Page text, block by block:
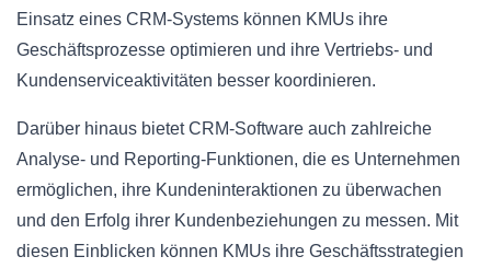
Einsatz eines CRM-Systems können KMUs ihre
Geschäftsprozesse optimieren und ihre Vertriebs- und
Kundenserviceaktivitäten besser koordinieren.
Darüber hinaus bietet CRM-Software auch zahlreiche
Analyse- und Reporting-Funktionen, die es Unternehmen
ermöglichen, ihre Kundeninteraktionen zu überwachen
und den Erfolg ihrer Kundenbeziehungen zu messen. Mit
diesen Einblicken können KMUs ihre Geschäftsstrategien